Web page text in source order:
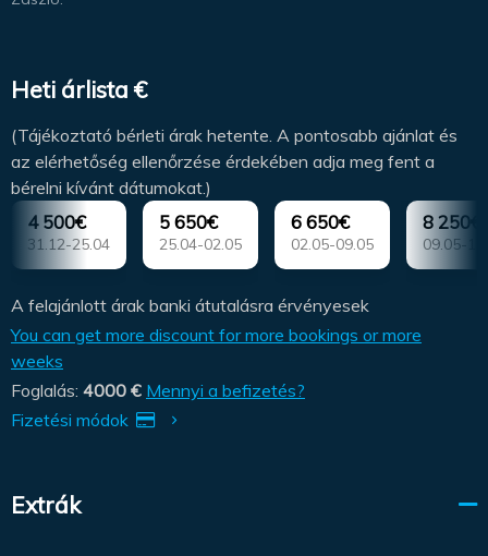
Heti árlista €
(Tájékoztató bérleti árak hetente. A pontosabb ajánlat és
az elérhetőség ellenőrzése érdekében adja meg fent a
bérelni kívánt dátumokat.)
4 500€
31.12-25.04
5 650€
25.04-02.05
6 650€
02.05-09.05
8 250€
09.05-
A felajánlott árak banki átutalásra érvényesek
You can get more discount for more bookings or more
weeks
Foglalás: 4000 € Mennyi a befizetés?
Fizetési módok
Extrák